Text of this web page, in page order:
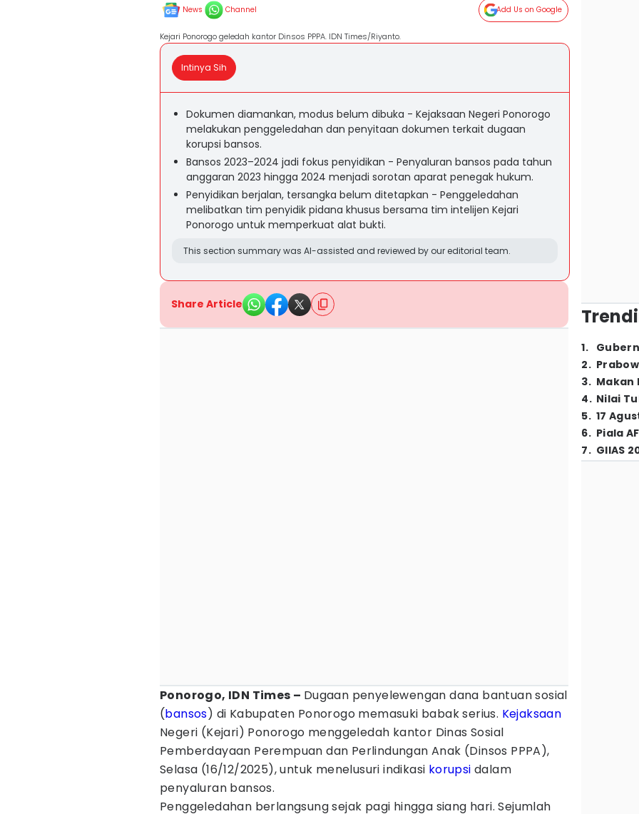
News Channel Add Us on Google
Kejari Ponorogo geledah kantor Dinsos PPPA. IDN Times/Riyanto.
Intinya Sih
Dokumen diamankan, modus belum dibuka - Kejaksaan Negeri Ponorogo
melakukan penggeledahan dan penyitaan dokumen terkait dugaan
korupsi bansos.
Bansos 2023–2024 jadi fokus penyidikan - Penyaluran bansos pada tahun
anggaran 2023 hingga 2024 menjadi sorotan aparat penegak hukum.
Penyidikan berjalan, tersangka belum ditetapkan - Penggeledahan
melibatkan tim penyidik pidana khusus bersama tim intelijen Kejari
Ponorogo untuk memperkuat alat bukti.
This section summary was AI-assisted and reviewed by our editorial team.
Share Article
Ponorogo, IDN Times – Dugaan penyelewengan dana bantuan sosial
(bansos) di Kabupaten Ponorogo memasuki babak serius. Kejaksaan
Negeri (Kejari) Ponorogo menggeledah kantor Dinas Sosial
Pemberdayaan Perempuan dan Perlindungan Anak (Dinsos PPPA),
Selasa (16/12/2025), untuk menelusuri indikasi korupsi dalam
penyaluran bansos.
Penggeledahan berlangsung sejak pagi hingga siang hari. Sejumlah
1.
2.
3. Makan
4. Nilai
5. 17
6. Piala
7. GIIAS